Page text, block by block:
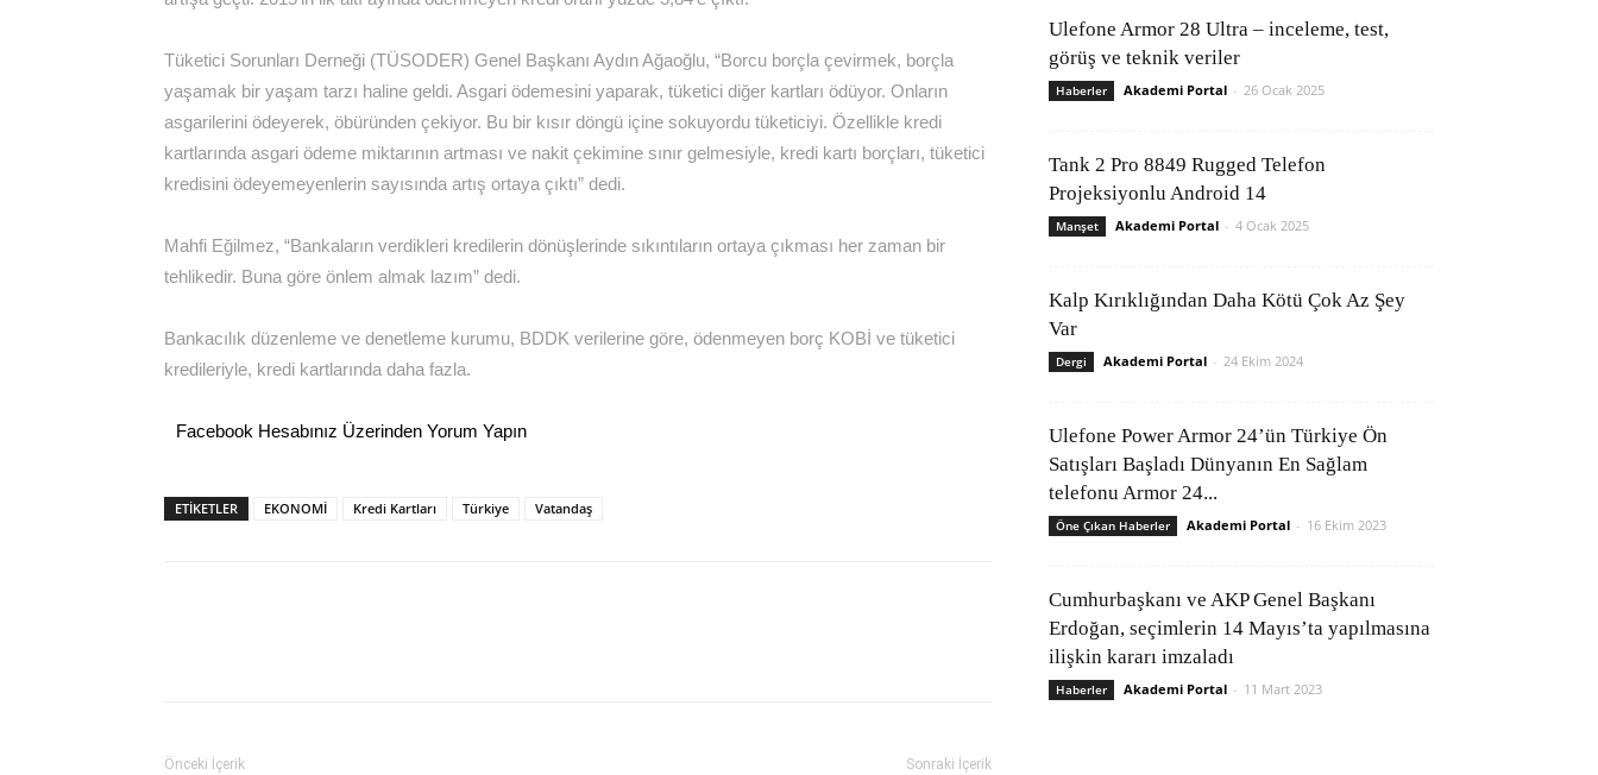
Tüketici Sorunları Derneği (TÜSODER) Genel Başkanı Aydın Ağaoğlu, “Borcu borçla çevirmek, borçla
yaşamak bir yaşam tarzı haline geldi. Asgari ödemesini yaparak, tüketici diğer kartları ödüyor. Onların
asgarilerini ödeyerek, öbüründen çekiyor. Bu bir kısır döngü içine sokuyordu tüketiciyi. Özellikle kredi
kartlarında asgari ödeme miktarının artması ve nakit çekimine sınır gelmesiyle, kredi kartı borçları, tüketici
kredisini ödeyemeyenlerin sayısında artış ortaya çıktı” dedi.
Mahfi Eğilmez, “Bankaların verdikleri kredilerin dönüşlerinde sıkıntıların ortaya çıkması her zaman bir
tehlikedir. Buna göre önlem almak lazım” dedi.
Bankacılık düzenleme ve denetleme kurumu, BDDK verilerine göre, ödenmeyen borç KOBİ ve tüketici
kredileriyle, kredi kartlarında daha fazla.
Facebook Hesabınız Üzerinden Yorum Yapın
ETİKETLER EKONOMİ Kredi Kartları Türkiye Vatandaş
Önceki İçerik Sonraki İçerik
Ulefone Armor 28 Ultra – inceleme, test,
görüş ve teknik veriler
Haberler Akademi Portal - 26 Ocak 2025
Tank 2 Pro 8849 Rugged Telefon
Projeksiyonlu Android 14
Manşet Akademi Portal - 4 Ocak 2025
Kalp Kırıklığından Daha Kötü Çok Az Şey
Var
Dergi Akademi Portal - 24 Ekim 2024
Ulefone Power Armor 24’ün Türkiye Ön
Satışları Başladı Dünyanın En Sağlam
telefonu Armor 24...
Öne Çıkan Haberler Akademi Portal - 16 Ekim 2023
Cumhurbaşkanı ve AKP Genel Başkanı
Erdoğan, seçimlerin 14 Mayıs’ta yapılmasına
ilişkin kararı imzaladı
Haberler Akademi Portal - 11 Mart 2023